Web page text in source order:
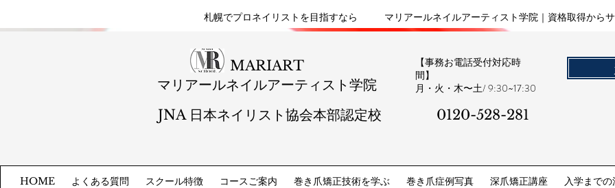
札幌​でプロネイリストを目指すなら マリアールネイルアーティスト学院｜資格取得から
MARIART
マリアールネイルアーティスト学院
JNA 日本ネイリスト協会本部認定校
【事務お電話受付対応時
間】
​月・火・木〜土/ 9:30~17:30
0120-528-281​
HOME よくある質問 スクール特徴 コースご案内 巻き爪矯正技術を学ぶ 巻き爪症例写真 深爪矯正講座 入学まで